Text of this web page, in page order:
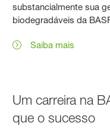
substancialmente sua
biodegradáveis da
Saiba mais
Um carreira na
que o sucesso